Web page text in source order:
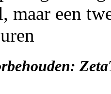
maar een